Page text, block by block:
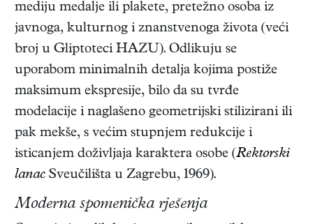
mediju medalje ili plakete, pretežno osoba iz
javnoga, kulturnog i znanstvenoga života (veći
broj u Gliptoteci HAZU). Odlikuju se
uporabom minimalnih detalja kojima postiže
maksimum ekspresije, bilo da su tvrđe
modelacije i naglašeno geometrijski stilizirani ili
pak mekše, s većim stupnjem redukcije i
isticanjem doživljaja karaktera osobe (Rektorski
lanac Sveučilišta u Zagrebu, 1969).
Moderna spomenička rješenja